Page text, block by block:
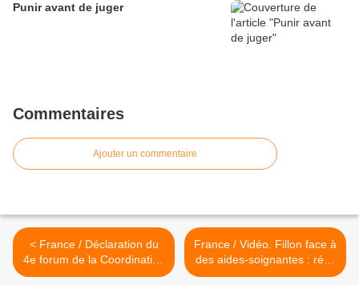
Punir avant de juger
Commentaires
Ajouter un commentaire
< France / Déclaration du
4e forum de la Coordination
européenne pour la sortie
France / Vidéo. Fillon face à
des aides-soignantes : récit
d'une rencontre glaciale >